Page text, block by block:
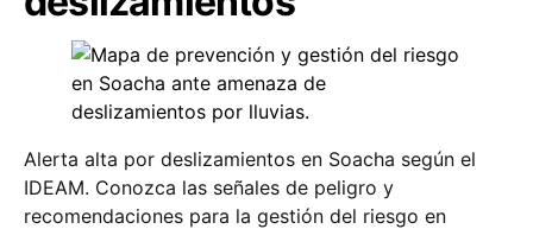
Alerta alta por deslizamientos en Soacha según el
IDEAM. Conozca las señales de peligro y
recomendaciones para la gestión del riesgo en